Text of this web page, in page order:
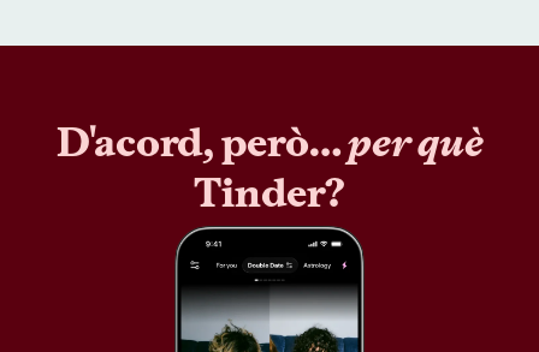
D'acord, però…per què
Tinder?